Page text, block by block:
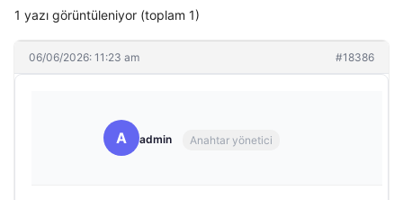
1 yazı görüntüleniyor (toplam 1)
06/06/2026: 11:23 am #18386
A admin Anahtar yönetici